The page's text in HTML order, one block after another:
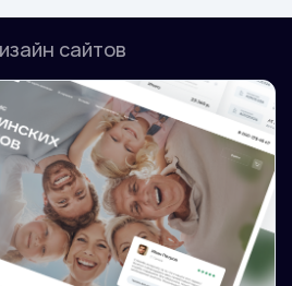
сайтов